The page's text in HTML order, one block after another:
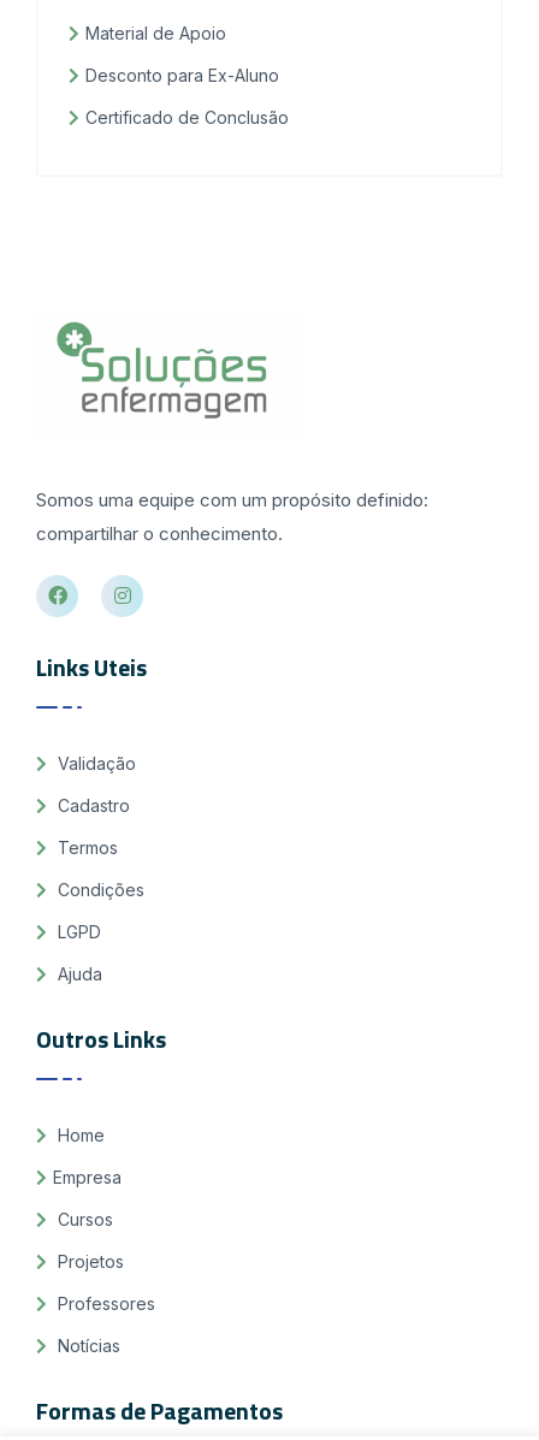
Material de Apoio
Desconto para Ex-Aluno
Certificado de Conclusão
Somos uma equipe com um propósito definido:
compartilhar o conhecimento.
Links Uteis
Validação
Cadastro
Termos
Condições
LGPD
Ajuda
Outros Links
Home
Empresa
Cursos
Projetos
Professores
Notícias
Formas de Pagamentos